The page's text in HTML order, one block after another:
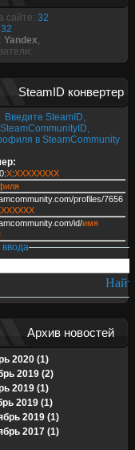
сайте: 32
32
Yandex,
SteamID конвертер
Введите SteamID,
SteamCommunityID,
в SteamCommunity
X:XXXXXXXX
profiles/7656
id/имя
Архив новостей
2020 (1)
2019 (2)
2019 (1)
2019 (1)
2019 (1)
2017 (1)